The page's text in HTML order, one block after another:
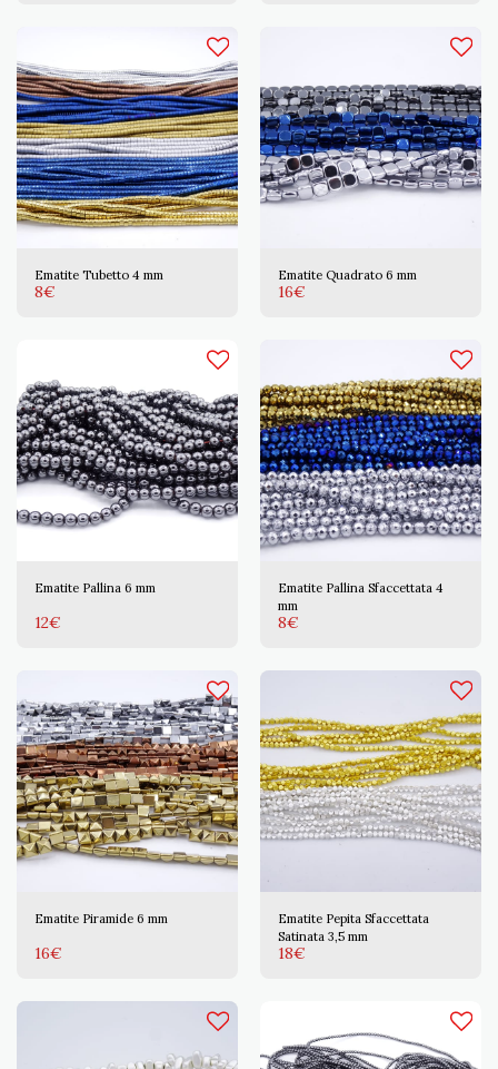
Ematite Tubetto 4 mm
8€
Ematite Quadrato 6 mm
16€
Ematite Pallina 6 mm
12€
Ematite Pallina Sfaccettata 4
mm
8€
Ematite Piramide 6 mm
16€
Ematite Pepita Sfaccettata
Satinata 3,5 mm
18€